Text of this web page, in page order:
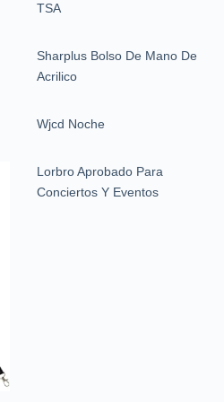
TSA
Sharplus Bolso De Mano De
Acrilico
Wjcd Noche
Lorbro Aprobado Para
Conciertos Y Eventos